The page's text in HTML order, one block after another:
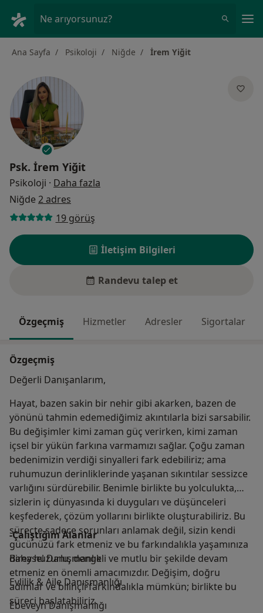
Ne arıyorsunuz?
Ana Sayfa Psikoloji Niğde İrem Yiğit
Psk. İrem Yiğit
Psikoloji · Daha fazla
Niğde 2 adres
19 görüş
İletişim Bilgileri
Randevu talep et
Özgeçmiş Hizmetler Adresler Sigortalar
Özgeçmiş
Değerli Danışanlarım,
Hayat, bazen sakin bir nehir gibi akarken, bazen de
yönünü tahmin edemediğimiz akıntılarla bizi sarsabilir.
Bu değişimler kimi zaman güç verirken, kimi zaman
içsel bir yükün farkına varmamızı sağlar. Çoğu zaman
bedenimizin verdiği sinyalleri fark edebiliriz; ama
ruhumuzun derinliklerinde yaşanan sıkıntılar sessizce
varlığını sürdürebilir. Benimle birlikte bu yolculukta,
sizlerin iç dünyasında ki duyguları ve düşünceleri
keşfederek, çözüm yollarını birlikte oluşturabiliriz. Bu
süreçte sadece sorunları anlamak değil, sizin kendi
gücünüzü fark etmeniz ve bu farkındalıkla yaşamınıza
daha huzurlu, dengeli ve mutlu bir şekilde devam
etmeniz en önemli amacımızdır. Değişim, doğru
adımlar ve bilinçli farkındalıkla mümkün; birlikte bu
süreci başlatabiliriz.
-Çalıştığım Alanlar
Bireysel Danışmanlık
Evlilik & Aile Danışmanlığı
Ebeveyn Danışmanlığı